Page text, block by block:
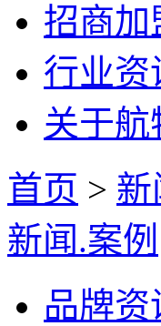
招商加
行业资
关于航
首页 > 新
新闻.案例
品牌资